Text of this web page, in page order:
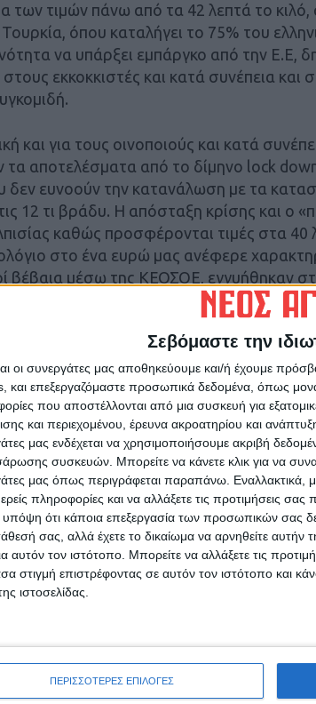
Σεβόμαστε την
οι συνεργάτες μας αποθηκεύουμε και/ή έχουμε
και επεξεργαζόμαστε προσωπικά δεδομένα, όπως
που αποστέλλονται από μια συσκευή για
και περιεχομένου, έρευνα ακροατηρίου και
μας ενδέχεται να χρησιμοποιήσουμε ακριβή
συσκευών. Μπορείτε να κάνετε κλικ για να
μας όπως περιγράφεται παραπάνω. Εναλλακτικά,
πληροφορίες και να αλλάξετε τις προτιμήσεις σας
υπόψη ότι κάποια επεξεργασία των προσωπικών σας
σας, αλλά έχετε το δικαίωμα να αρνηθείτε αυτήν
αυτόν τον ιστότοπο. Μπορείτε να αλλάξετε τις
στιγμή επιστρέφοντας σε αυτόν τον ιστότοπο και
ιστοσελίδας.
ΠΕΡΙΣΣΟΤΕΡΕΣ ΕΠΙΛΟΓΕΣ
των τιμών πάνω από τα 42 λεπτά το κιλό,
όπου καταλήγει το 75% του
να υπάρξει εμπάργκο από την Ε.Ε,
εκκοκκιστές και κατά συνέπεια και
και για τους οινοποιούς και κατά
αποτελέσματα από το δίμηνο lock
δεν ευνοούν την κατανάλωση με τα
12 τι βράδυ. Η απόσταξη κρίσης και ο
καθώς προσφέρονται τιμές στα 40
στο ένα ευρώ μας ανέφερε
βέβαια μέσω της ΚΕΟΣΟΕ, εγγυήθηκαν
με τις περσινές, αλλά ετοιμάζονται να
τους…
τιμές πάνω από 20 λεπτά το κιλό,
η αγορά μόλις αρχίσουν οι
σημαντική αύξηση αναμένεται και για
της ζήτησης, αλλά οι
τη ζημιά που υπέστησαν το Πάσχα, το
με σημαντική καθυστέρηση τις
εφημερίδα ΝΕΟΣ ΑΓΩΝ στο Google
στην περιοχή της Καρδίτσας και ευρύτερα της